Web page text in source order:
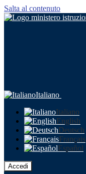
Salta al contenuto
Italiano
Italiano
English
Deutsch
Français
Español
Accedi